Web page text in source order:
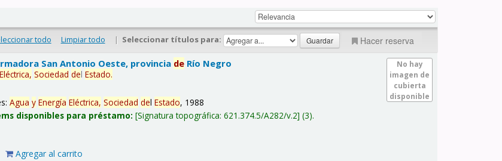
todo Limpiar todo | Seleccionar títulos para: Hacer reserva
No hay
imagen de
cubierta
disponible
San Antonio Oeste, provincia de Río Negro
Eléctrica, Sociedad delEstado.
Agua y Energía Eléctrica, Sociedad delEstado, 1988
disponibles para préstamo: Signatura topográfica:621.374.5/A282/v.2 (3).
Agregar al carrito